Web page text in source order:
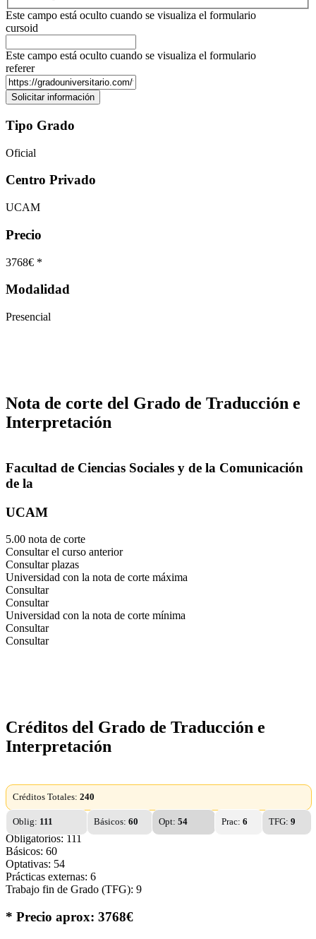
Este campo está oculto cuando se visualiza el formulario
cursoid
Este campo está oculto cuando se visualiza el formulario
referer
Tipo Grado
Oficial
Centro Privado
UCAM
Precio
3768€ *
Modalidad
Presencial
Nota de corte del Grado de Traducción e
Interpretación
Facultad de Ciencias Sociales y de la Comunicación
de la
UCAM
5.00 nota de corte
Consultar el curso anterior
Consultar plazas
Universidad con la nota de corte máxima
Consultar
Consultar
Universidad con la nota de corte mínima
Consultar
Consultar
Créditos del Grado de Traducción e
Interpretación
Créditos Totales: 240
Oblig: 111 Básicos: 60 Opt: 54 Prac: 6 TFG:9
Obligatorios: 111
Básicos: 60
Optativas: 54
Prácticas externas: 6
Trabajo fin de Grado (TFG): 9
* Precio aprox: 3768€